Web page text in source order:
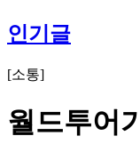
인기글
[소통]
월드투어